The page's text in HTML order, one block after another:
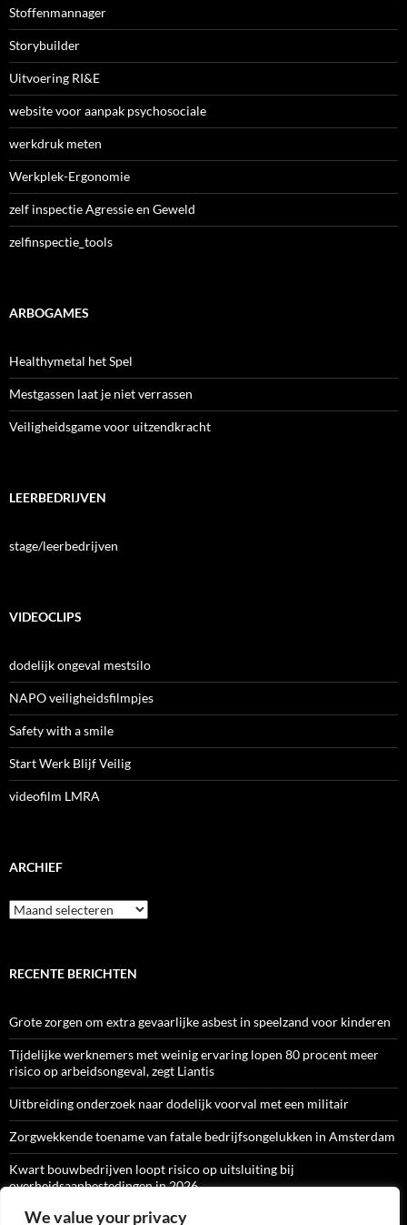
We value your privacy
Stoffenmannager
Storybuilder
Uitvoering RI&E
website voor aanpak psychosociale
werkdruk meten
Werkplek-Ergonomie
zelf inspectie Agressie en Geweld
zelfinspectie_tools
ARBOGAMES
Healthymetal het Spel
Mestgassen laat je niet verrassen
Veiligheidsgame voor uitzendkracht
LEERBEDRIJVEN
stage/leerbedrijven
VIDEOCLIPS
dodelijk ongeval mestsilo
NAPO veiligheidsfilmpjes
Safety with a smile
Start Werk Blijf Veilig
videofilm LMRA
ARCHIEF
Archief
RECENTE BERICHTEN
Grote zorgen om extra gevaarlijke asbest in speelzand voor kinderen
Tijdelijke werknemers met weinig ervaring lopen 80 procent meer
risico op arbeidsongeval, zegt Liantis
Uitbreiding onderzoek naar dodelijk voorval met een militair
Zorgwekkende toename van fatale bedrijfsongelukken in Amsterdam
Kwart bouwbedrijven loopt risico op uitsluiting bij
overheidsaanbestedingen in 2026